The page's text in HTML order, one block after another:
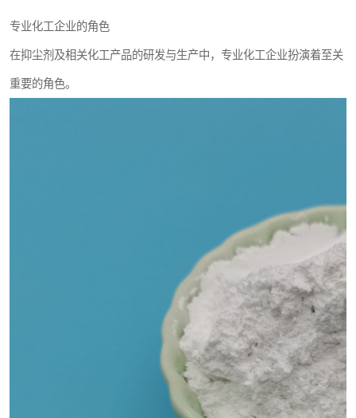
专业化工企业的角色
在抑尘剂及相关化工产品的研发与生产中，专业化工企业扮演着至关
重要的角色。